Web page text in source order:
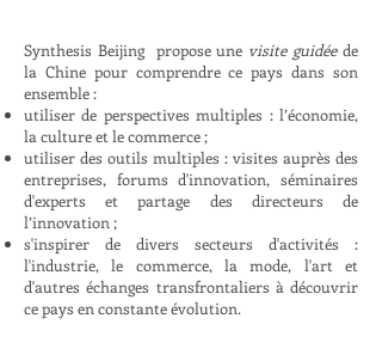
Synthesis Beijing propose une visite guidéede
la Chine pour comprendre ce pays dans son
ensemble :
utiliser de perspectives multiples : l’économie,
la culture et le commerce ;
utiliser des outils multiples : visites auprès des
entreprises, forums d'innovation, séminaires
d'experts et partage des directeurs de
l’innovation ;
s'inspirer de divers secteurs d'activités :
l'industrie, le commerce, la mode, l'art et
d'autres échanges transfrontaliers à découvrir
ce pays en constante évolution.